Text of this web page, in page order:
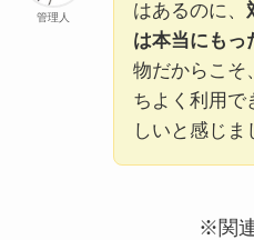
管理人 はあるのに、
は本当にもっ
物だからこそ
ちよく利用で
しいと感じま
※関